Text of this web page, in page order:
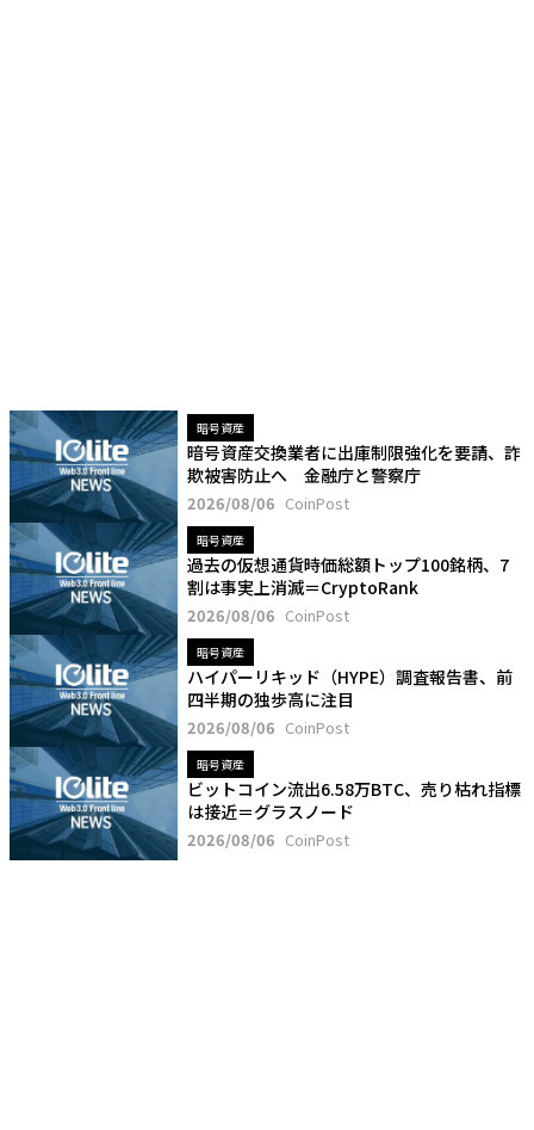
暗号資産
暗号資産交換業者に出庫制限強化を要請、詐
欺被害防止へ 金融庁と警察庁
2026/08/06 CoinPost
暗号資産
過去の仮想通貨時価総額トップ100銘柄、7
割は事実上消滅＝CryptoRank
2026/08/06 CoinPost
暗号資産
ハイパーリキッド（HYPE）調査報告書、前
四半期の独歩高に注目
2026/08/06 CoinPost
暗号資産
ビットコイン流出6.58万BTC、売り枯れ指標
は接近＝グラスノード
2026/08/06 CoinPost